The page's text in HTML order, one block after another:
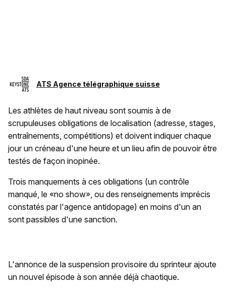
ATS Agence télégraphique suisse
Les athlètes de haut niveau sont soumis à de
scrupuleuses obligations de localisation (adresse, stages,
entraînements, compétitions) et doivent indiquer chaque
jour un créneau d'une heure et un lieu afin de pouvoir être
testés de façon inopinée.
Trois manquements à ces obligations (un contrôle
manqué, le «no show», ou des renseignements imprécis
constatés par l'agence antidopage) en moins d'un an
sont passibles d'une sanction.
L'annonce de la suspension provisoire du sprinteur ajoute
un nouvel épisode à son année déjà chaotique.